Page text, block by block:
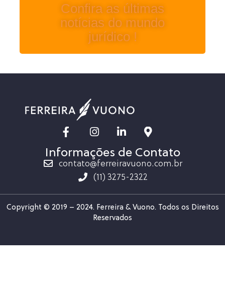
Confira as últimas
notícias do mundo
jurídico !
Informações de Contato
contato@ferreiravuono.com.br
(11) 3275-2322
Copyright © 2019 – 2024. Ferreira & Vuono. Todos os Direitos
Reservados